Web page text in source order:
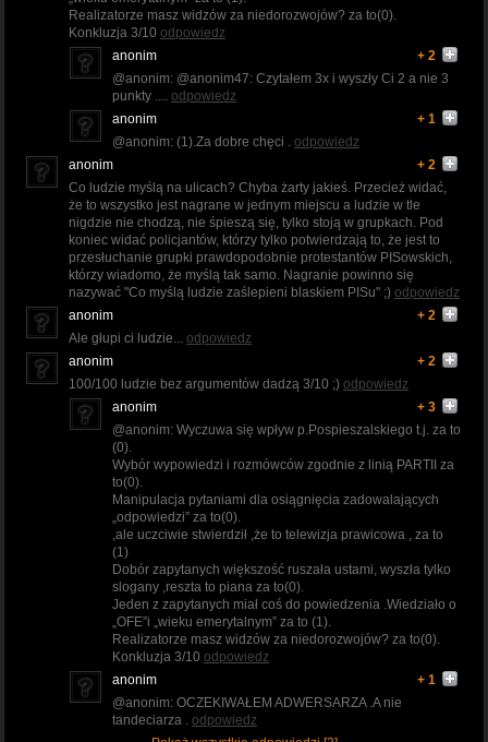
Realizatorze masz widzów za niedorozwojów? za to(0).
Konkluzja 3/10 odpowiedz
anonim
+ 2
@anonim: @anonim47: Czytałem 3x i wyszły Ci 2 a nie 3
punkty .... odpowiedz
anonim
+ 1
@anonim: (1).Za dobre chęci . odpowiedz
anonim
+ 2
Co ludzie myślą na ulicach? Chyba żarty jakieś. Przecież widać,
że to wszystko jest nagrane w jednym miejscu a ludzie w tle
nigdzie nie chodzą, nie śpieszą się, tylko stoją w grupkach. Pod
koniec widać policjantów, którzy tylko potwierdzają to, że jest to
przesłuchanie grupki prawdopodobnie protestantów PISowskich,
którzy wiadomo, że myślą tak samo. Nagranie powinno się
nazywać "Co myślą ludzie zaślepieni blaskiem PISu" ;) odpowiedz
anonim
+ 2
Ale głupi ci ludzie... odpowiedz
anonim
+ 2
100/100 ludzie bez argumentów dadzą 3/10 ;) odpowiedz
anonim
+ 3
@anonim: Wyczuwa się wpływ p.Pospieszalskiego t.j. za to
(0).
Wybór wypowiedzi i rozmówców zgodnie z linią PARTII za
to(0).
Manipulacja pytaniami dla osiągnięcia zadowalających
„odpowiedzi” za to(0).
,ale uczciwie stwierdził ,że to telewizja prawicowa , za to
(1)
Dobór zapytanych większość ruszała ustami, wyszła tylko
slogany ,reszta to piana za to(0).
Jeden z zapytanych miał coś do powiedzenia .Wiedziało o
„OFE”i „wieku emerytalnym” za to (1).
Realizatorze masz widzów za niedorozwojów? za to(0).
Konkluzja 3/10 odpowiedz
anonim
+ 1
@anonim: OCZEKIWAŁEM ADWERSARZA .A nie
tandeciarza . odpowiedz